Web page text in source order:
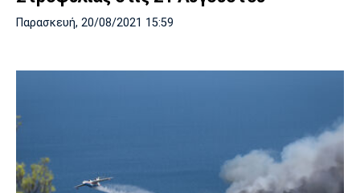
Παρασκευή, 20/08/2021 15:59